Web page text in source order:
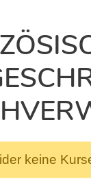
keine